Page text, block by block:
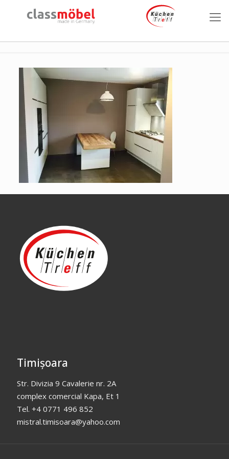
Timișoara
Str. Divizia 9 Cavalerie nr. 2A
complex comercial Kapa, Et 1
Tel. +4 0771 496 852
mistral.timisoara@yahoo.com